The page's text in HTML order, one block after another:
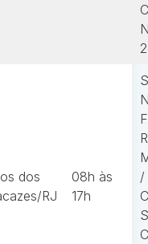
dos
RJ
08h às
17h
/